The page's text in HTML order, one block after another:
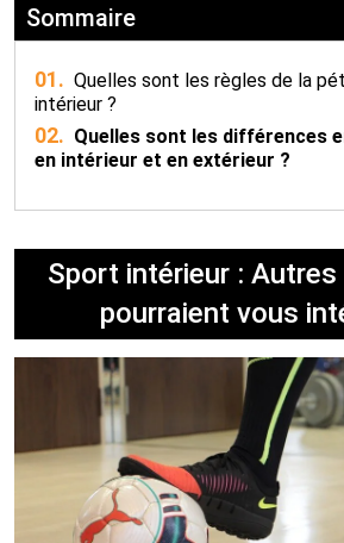
Sommaire
01. Quelles sont les règles de la
intérieur ?
02. Quelles sont les différences
en intérieur et en extérieur ?
Sport intérieur :
pourraient vous